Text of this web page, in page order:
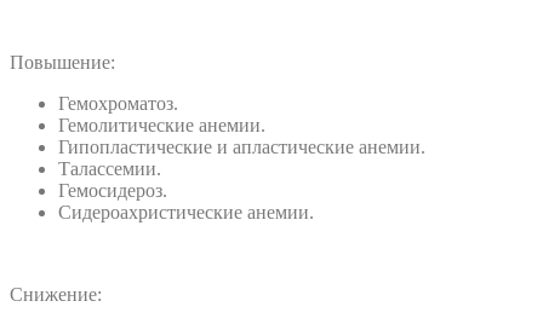
Повышение:
Гемохроматоз.
Гемолитические анемии.
Гипопластические и апластические анемии.
Талассемии.
Гемосидероз.
Сидероахристические анемии.
Снижение: